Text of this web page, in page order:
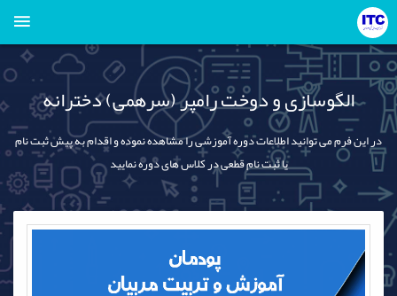
الگوسازی و دوخت رامپر (سرهمی) دخترانه
در این فرم می توانید اطلاعات دوره آموزشی را مشاهده نموده و اقدام به پیش ثبت نام
یا ثبت نام قطعی در کلاس های دوره نمایید